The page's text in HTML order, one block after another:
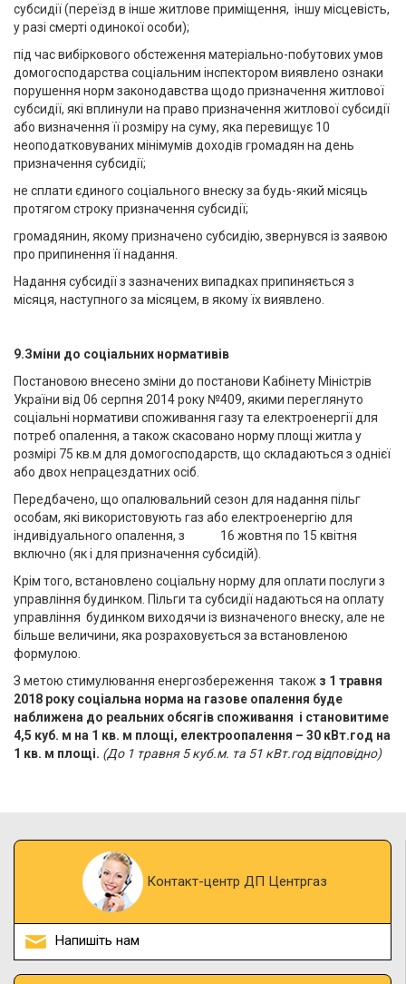
субсидії (переїзд в інше житлове приміщення, іншу місцевість,
у разі смерті одинокої особи);
під час вибіркового обстеження матеріально-побутових умов
домогосподарства соціальним інспектором виявлено ознаки
порушення норм законодавства щодо призначення житлової
субсидії, які вплинули на право призначення житлової субсидії
або визначення її розміру на суму, яка перевищує 10
неоподатковуваних мінімумів доходів громадян на день
призначення субсидії;
не сплати єдиного соціального внеску за будь-який місяць
протягом строку призначення субсидії;
громадянин, якому призначено субсидію, звернувся із заявою
про припинення її надання.
Надання субсидії з зазначених випадках припиняється з
місяця, наступного за місяцем, в якому їх виявлено.
9.Зміни до соціальних нормативів
Постановою внесено зміни до постанови Кабінету Міністрів
України від 06 серпня 2014 року №409, якими переглянуто
соціальні нормативи споживання газу та електроенергії для
потреб опалення, а також скасовано норму площі житла у
розмірі 75 кв.м для домогосподарств, що складаються з однієї
або двох непрацездатних осіб.
Передбачено, що опалювальний сезон для надання пільг
особам, які використовують газ або електроенергію для
індивідуального опалення, з 16 жовтня по 15 квітня
включно (як і для призначення субсидій).
Крім того, встановлено соціальну норму для оплати послуги з
управління будинком. Пільги та субсидії надаються на оплату
управління будинком виходячи із визначеного внеску, але не
більше величини, яка розраховується за встановленою
формулою.
З метою стимулювання енергозбереження також з 1 травня
2018 року соціальна норма на газове опалення буде
наближена до реальних обсягів споживання і становитиме
4,5 куб. м на 1 кв. м площі, електроопалення – 30 кВт.год на
1 кв. м площі. (До 1 травня 5 куб.м. та 51 кВт.год відповідно)
Контакт-центр ДП Центргаз
Напишіть нам